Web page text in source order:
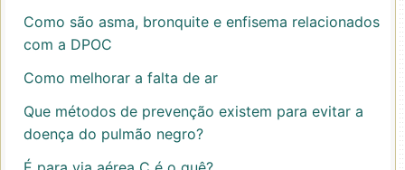
Como são asma, bronquite e enfisema relacionados
com a DPOC
Como melhorar a falta de ar
Que métodos de prevenção existem para evitar a
doença do pulmão negro?